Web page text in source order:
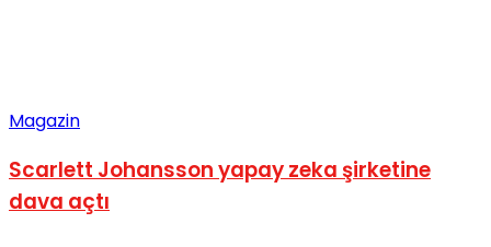
Magazin
Scarlett Johansson yapay zeka şirketine
dava açtı